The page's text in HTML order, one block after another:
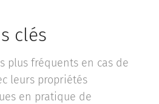
clés
plus fréquents en cas de
leurs propriétés
en pratique de